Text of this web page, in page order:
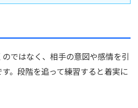
ではなく、相手の意図や感情を引
。段階を追って練習すると着実に